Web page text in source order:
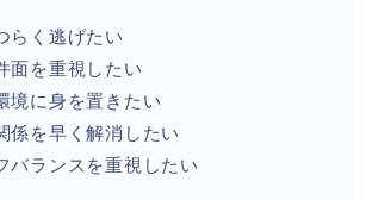
らく逃げたい
を重視したい
に身を置きたい
を早く解消したい
ランスを重視したい